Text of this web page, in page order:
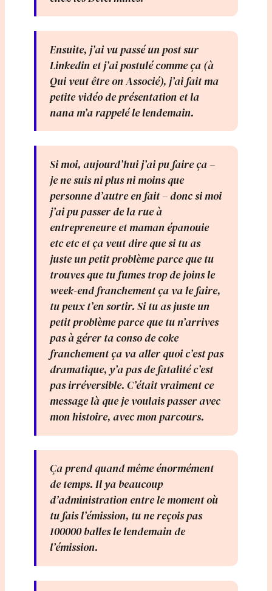
Ensuite, j’ai vu passé un post sur
Linkedin et j’ai postulé comme ça (à
Qui veut être on Associé), j’ai fait ma
petite vidéo de présentation et la
nana m’a rappelé le lendemain.
Si moi, aujourd’hui j’ai pu faire ça –
je ne suis ni plus ni moins que
personne d’autre en fait – donc si moi
j’ai pu passer de la rue à
entrepreneure et maman épanouie
etc etc et ça veut dire que si tu as
juste un petit problème parce que tu
trouves que tu fumes trop de joins le
week-end franchement ça va le faire,
tu peux t’en sortir. Si tu as juste un
petit problème parce que tu n’arrives
pas à gérer ta conso de coke
franchement ça va aller quoi c’est pas
dramatique, y’a pas de fatalité c’est
pas irréversible. C’était vraiment ce
message là que je voulais passer avec
mon histoire, avec mon parcours.
Ça prend quand même énormément
de temps. Il ya beaucoup
d’administration entre le moment où
tu fais l’émission, tu ne reçois pas
100000 balles le lendemain de
l’émission.